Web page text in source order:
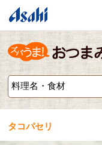
タコパセリ